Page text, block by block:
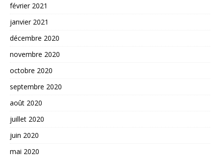
février 2021
janvier 2021
décembre 2020
novembre 2020
octobre 2020
septembre 2020
août 2020
juillet 2020
juin 2020
mai 2020